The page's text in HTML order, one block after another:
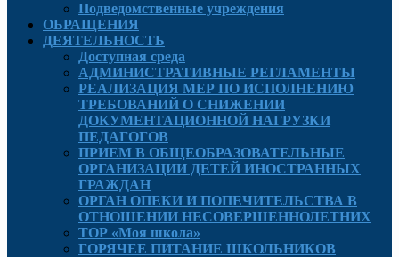
Подведомственные учреждения
ОБРАЩЕНИЯ
ДЕЯТЕЛЬНОСТЬ
Доступная среда
АДМИНИСТРАТИВНЫЕ РЕГЛАМЕНТЫ
РЕАЛИЗАЦИЯ МЕР ПО ИСПОЛНЕНИЮ
ТРЕБОВАНИЙ О СНИЖЕНИИ
ДОКУМЕНТАЦИОННОЙ НАГРУЗКИ
ПЕДАГОГОВ
ПРИЕМ В ОБЩЕОБРАЗОВАТЕЛЬНЫЕ
ОРГАНИЗАЦИИ ДЕТЕЙ ИНОСТРАННЫХ
ГРАЖДАН
ОРГАН ОПЕКИ И ПОПЕЧИТЕЛЬСТВА В
ОТНОШЕНИИ НЕСОВЕРШЕННОЛЕТНИХ
ТОР «Моя школа»
ГОРЯЧЕЕ ПИТАНИЕ ШКОЛЬНИКОВ